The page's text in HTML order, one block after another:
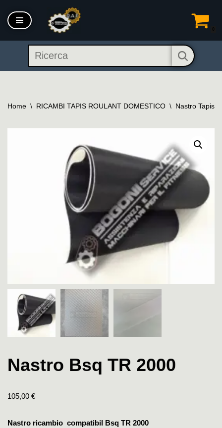
Vai
contenuto
Home \ RICAMBI TAPIS ROULANT DOMESTICO \ Nastro Tapis
Nastro Bsq TR 2000
105,00 €
Nastro ricambio compatibil Bsq TR 2000